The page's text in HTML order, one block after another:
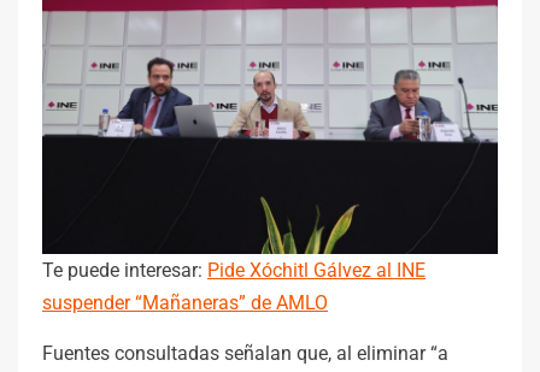
Te puede interesar: Pide Xóchitl Gálvez al INE
suspender “Mañaneras” de AMLO
Fuentes consultadas señalan que, al eliminar “a